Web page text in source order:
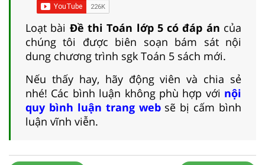
Loạt bài Đề thi Toán lớp 5 có đáp án của
chúng tôi được biên soạn bám sát nội
dung chương trình sgk Toán 5 sách mới.
Nếu thấy hay, hãy động viên và chia sẻ
nhé! Các bình luận không phù hợp với nội
quy bình luận trang websẽ bị cấm bình
luận vĩnh viễn.